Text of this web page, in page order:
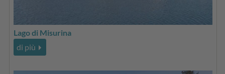
Lago di Misurina
di più